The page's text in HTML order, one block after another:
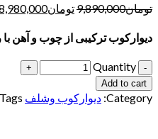
تومان9,890,000تومان
دیوارکوب ترکیبی از چوب و آهن
Quantity
Add to cart
Category: دیوارکوب وشلف Tags: